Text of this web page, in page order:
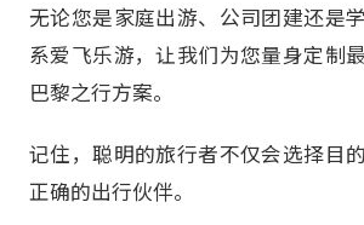
无论您是家庭出游、公司团建还是
系爱飞乐游，让我们为您量身定制
巴黎之行方案。
记住，聪明的旅行者不仅会选择目
正确的出行伙伴。